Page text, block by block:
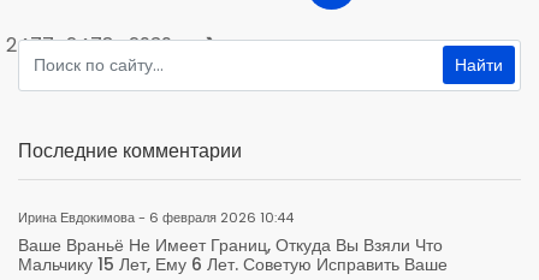
2477 2478 2939 ❯
Последние комментарии
Ирина Евдокимова - 6 февраля 2026 10:44
Ваше Враньё Не Имеет Границ, Откуда Вы Взяли Что
Мальчику 15 Лет, Ему 6 Лет. Советую Исправить Ваше